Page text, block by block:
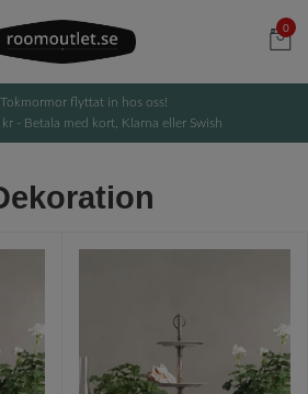
0
flyttat in hos oss!
- Betala med kort, Klarna eller Swish